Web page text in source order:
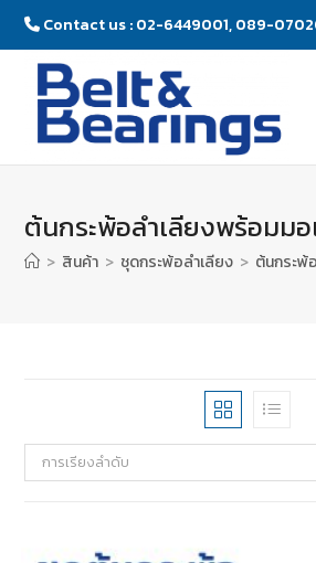
Contact us : 02-6449001, 089-
ต้นกระพ้อลำเลียงพร้อมมอ
> สินค้า > ชุดกระพ้อลำเลียง > ต้นกระพ้
การเรียงลำดับ